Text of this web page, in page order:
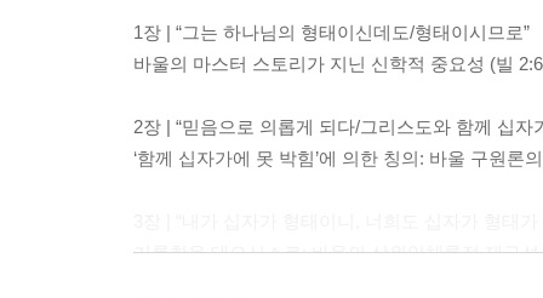
1장 | “그는 하나님의 형태이신데도/형태이시므로”
바울의 마스터 스토리가 지닌 신학적 중요성 (빌
2장 | “믿음으로 의롭게 되다/그리스도와 함께 십자
‘함께 십자가에 못 박힘’에 의한 칭의: 바울 구원론
거룩함을 테오시스로: 바울의 삼위일체론적 재구성